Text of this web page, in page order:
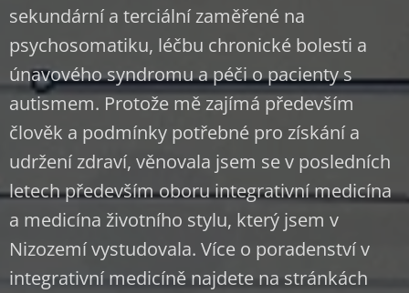
sekundární a terciální zaměřené na
psychosomatiku, léčbu chronické bolesti a
únavového syndromu a péči o pacienty s
autismem. Protože mě zajímá především
člověk a podmínky potřebné pro získání a
udržení zdraví, věnovala jsem se v posledních
letech především oboru integrativní medicína
a medicína životního stylu, který jsem v
Nizozemí vystudovala. Více o poradenství v
integrativní medicíně najdete na stránkách